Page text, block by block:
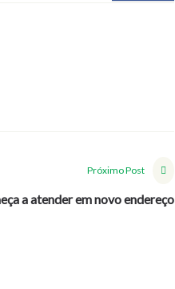
Próximo Post
a atender em novo endereço